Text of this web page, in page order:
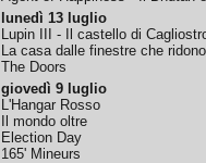
lunedì 13 luglio
Lupin III - Il castello di
La casa dalle finestre che ridono
The Doors
giovedì 9 luglio
L'Hangar Rosso
Il mondo oltre
Election Day
165' Mineurs